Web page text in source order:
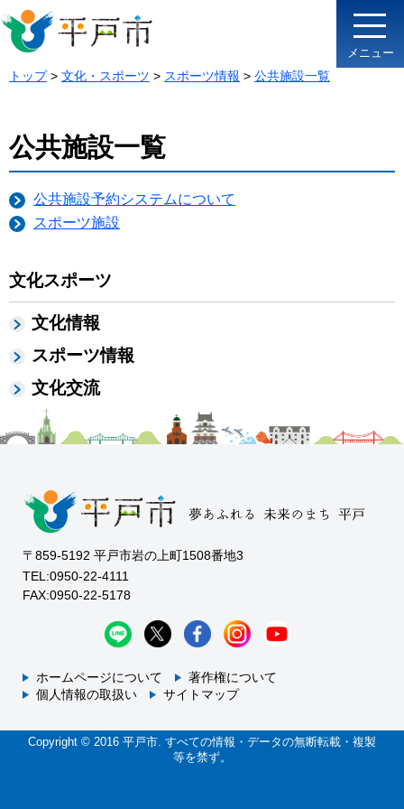
メニュー
トップ> 文化・スポーツ > スポーツ情報 > 公共施設一覧
文化スポーツ
文化情報
スポーツ情報
文化交流
公共施設一覧
公共施設予約システムについて
スポーツ施設
〒859-5192 平戸市岩の上町1508番地3
TEL:0950-22-4111
FAX:0950-22-5178
ホームページについて
著作権について
個人情報の取扱い
サイトマップ
Copyright © 2016 平戸市. すべての情報・データの無断転載・複製
等を禁ず。